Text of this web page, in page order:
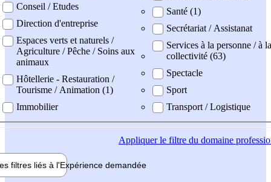
Conseil / Etudes
Direction d'entreprise
Espaces verts et naturels /
Agriculture / Pêche / Soins aux
animaux
Hôtellerie - Restauration /
Tourisme / Animation (1)
Immobilier
Santé (1)
Secrétariat / Assistanat
Services à la personne / à la
collectivité (63)
Spectacle
Sport
Transport / Logistique
Appliquerle filtre du domaine
filtres liés à l'Expérience demandée